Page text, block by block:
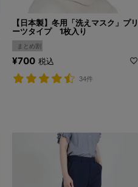
【日本製】冬用「洗えマスク」プリ
ーツタイプ 1枚入り
まとめ割
¥700 税込
34件